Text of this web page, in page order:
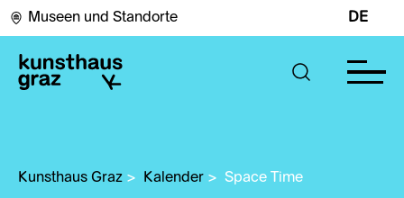
Museen und Standorte DE
Kunsthaus Graz > Kalender > Space Time